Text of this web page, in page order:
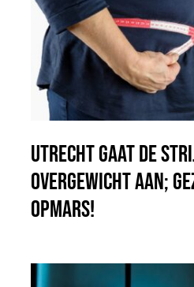
Utrecht gaat de
overgewicht aan;
opmars!